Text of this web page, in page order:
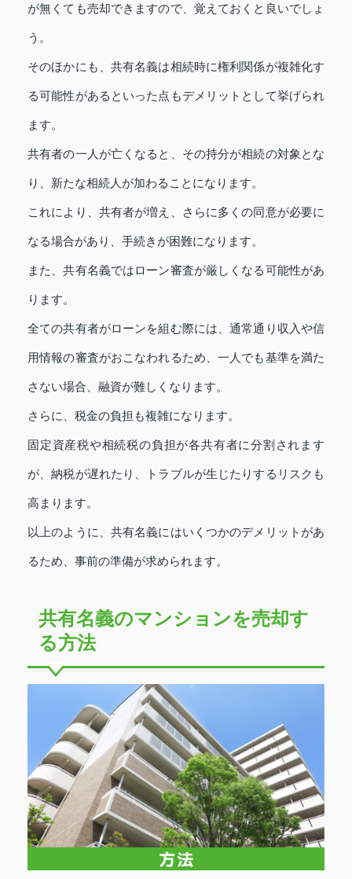
が無くても売却できますので、覚えておくと良いでしょ
う。
そのほかにも、共有名義は相続時に権利関係が複雑化す
る可能性があるといった点もデメリットとして挙げられ
ます。
共有者の一人が亡くなると、その持分が相続の対象とな
り、新たな相続人が加わることになります。
これにより、共有者が増え、さらに多くの同意が必要に
なる場合があり、手続きが困難になります。
また、共有名義ではローン審査が厳しくなる可能性があ
ります。
全ての共有者がローンを組む際には、通常通り収入や信
用情報の審査がおこなわれるため、一人でも基準を満た
さない場合、融資が難しくなります。
さらに、税金の負担も複雑になります。
固定資産税や相続税の負担が各共有者に分割されます
が、納税が遅れたり、トラブルが生じたりするリスクも
高まります。
以上のように、共有名義にはいくつかのデメリットがあ
るため、事前の準備が求められます。
共有名義のマンションを売却す
る方法